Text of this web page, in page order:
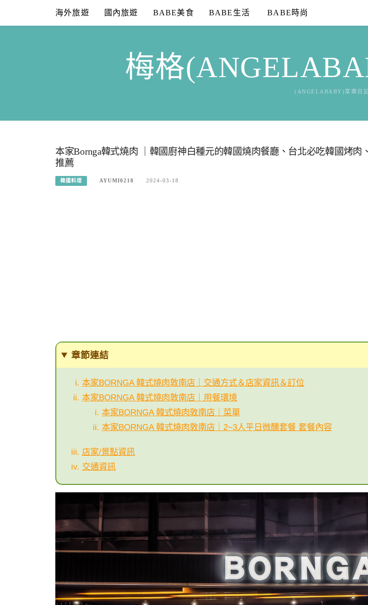
content
海外旅遊 國內旅遊 BABE美食 BABE生活 BABE時尚
梅格
(ANGELABABY)享樂日
本家Bornga韓式燒肉 ｜韓國廚神白種元的韓國燒肉餐廳、台北必吃韓國烤肉
推薦
韓國料理 AYUMI0218 2024-03-18
章節連結
本家BORNGA 韓式燒肉敦南店｜交通方式＆店家資訊＆訂位
本家BORNGA 韓式燒肉敦南店｜用餐環境
本家BORNGA 韓式燒肉敦南店｜菜單
本家BORNGA 韓式燒肉敦南店｜2~3人平日微醺套餐 套餐內容
店家/景點資訊
交通資訊